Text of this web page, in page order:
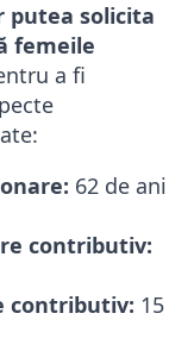
putea solicita
femeile
a fi
62 de ani
contributiv:
contributiv: 15